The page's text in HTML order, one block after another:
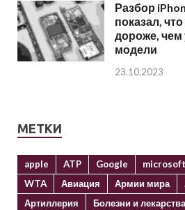
Разбор
показал,
дороже,
модели
23.10.2023
МЕТКИ
apple ATP Google microsoft
WTA
Авиация Армии мира
Артиллерия
Болезни и лекарства